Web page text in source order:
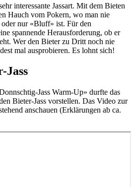
interessante Jassart. Mit dem Bieten
Hauch vom Pokern, wo man nie
nur «Bluff» ist. Für den
spannende Herausforderung, ob er
Wer den Bieter zu Dritt noch nie
mal ausprobieren. Es lohnt sich!
Jass
Jass Warm-Up» durfte das
Bieter-Jass vorstellen. Das Video zur
anschauen (Erklärungen ab ca.